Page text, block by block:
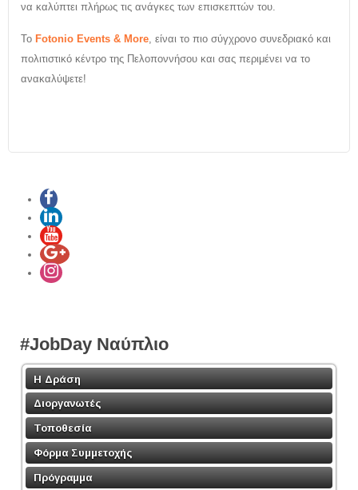
να καλύπτει πλήρως τις ανάγκες των επισκεπτών του.
Το Fotonio Events & More, είναι το πιο σύγχρονο συνεδριακό και
πολιτιστικό κέντρο της Πελοποννήσου και σας περιμένει να το
ανακαλύψετε!
#JobDay Ναύπλιο
Η Δράση
Διοργανωτές
Τοποθεσία
Φόρμα Συμμετοχής
Πρόγραμμα